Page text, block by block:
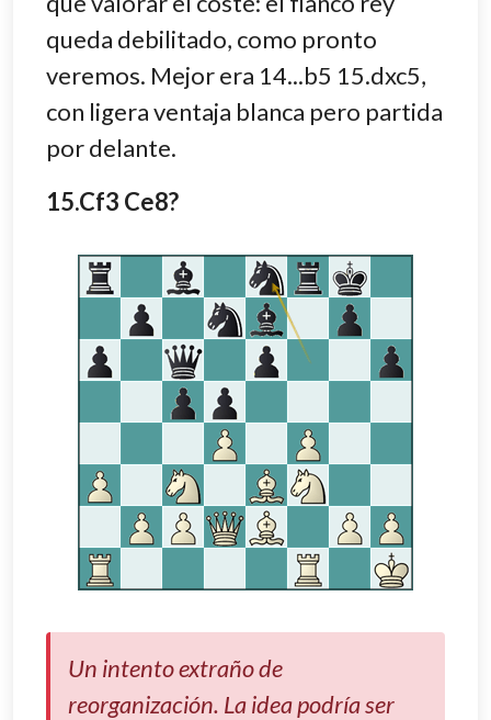
queda debilitado, como pronto
veremos. Mejor era 14...b5 15.dxc5,
con ligera ventaja blanca pero partida
por delante.
15.Cf3 Ce8?
Un intento extraño de
reorganización. La idea podría ser